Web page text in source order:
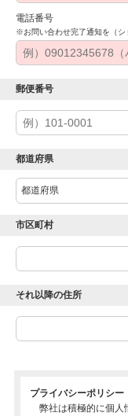
電話番号
※お問い合わせ完了通知を（シ
郵便番号
都道府県
市区町村
それ以降の住所
プライバシーポリシー
弊社は積極的に個人